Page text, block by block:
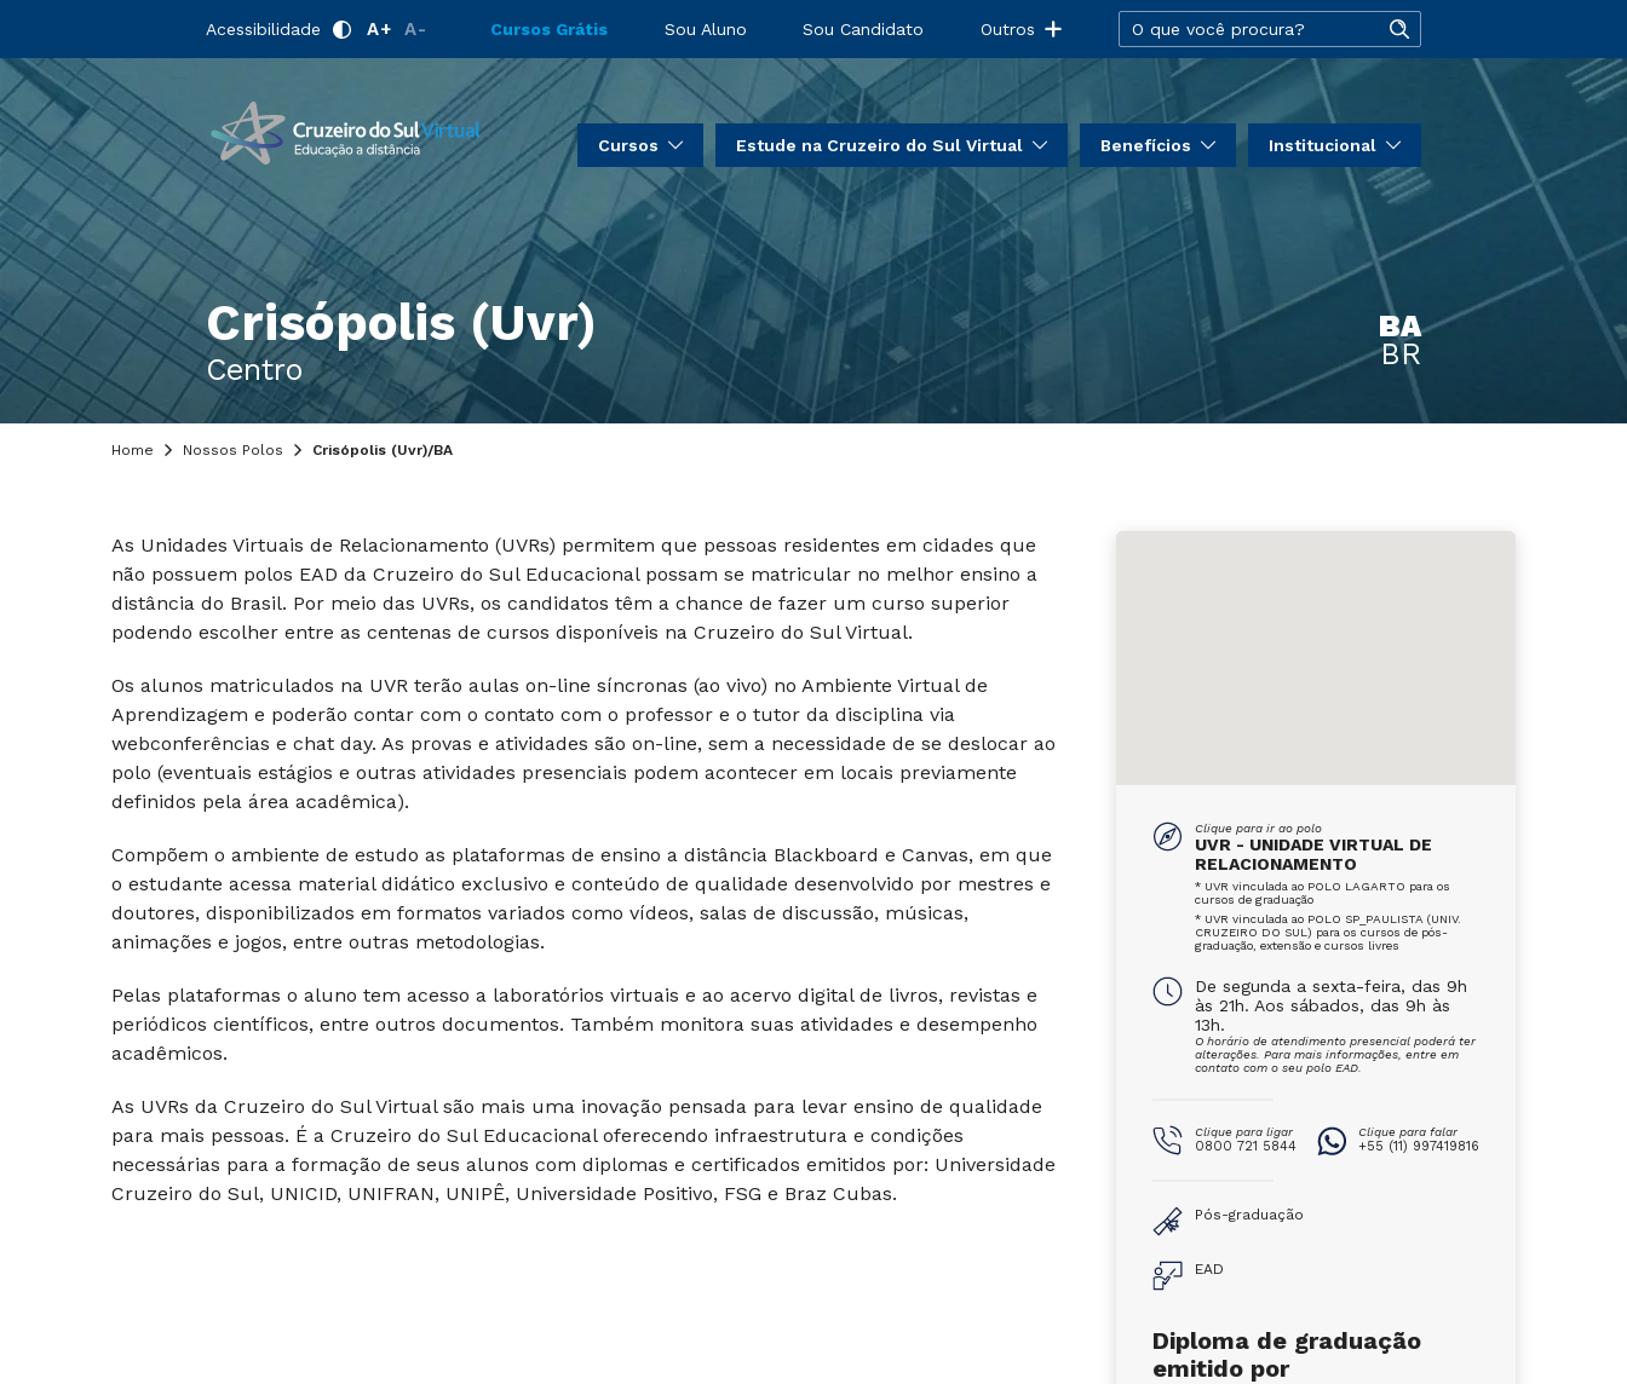
Acessibilidade A+ A- Cursos Grátis Sou Aluno Sou Candidato Outros
Cursos Estude na Cruzeiro do Sul Virtual Benefícios Institucional
Crisópolis (Uvr)
Centro
BA
BR
Home Nossos Polos Crisópolis (Uvr)/BA
As Unidades Virtuais de Relacionamento (UVRs) permitem que pessoas residentes em cidades que
não possuem polos EAD da Cruzeiro do Sul Educacional possam se matricular no melhor ensino a
distância do Brasil. Por meio das UVRs, os candidatos têm a chance de fazer um curso superior
podendo escolher entre as centenas de cursos disponíveis na Cruzeiro do Sul Virtual.
Os alunos matriculados na UVR terão aulas on-line síncronas (ao vivo) no Ambiente Virtual de
Aprendizagem e poderão contar com o contato com o professor e o tutor da disciplina via
webconferências e chat day. As provas e atividades são on-line, sem a necessidade de se deslocar ao
polo (eventuais estágios e outras atividades presenciais podem acontecer em locais previamente
definidos pela área acadêmica).
Compõem o ambiente de estudo as plataformas de ensino a distância Blackboard e Canvas, em que
o estudante acessa material didático exclusivo e conteúdo de qualidade desenvolvido por mestres e
doutores, disponibilizados em formatos variados como vídeos, salas de discussão, músicas,
animações e jogos, entre outras metodologias.
Pelas plataformas o aluno tem acesso a laboratórios virtuais e ao acervo digital de livros, revistas e
periódicos científicos, entre outros documentos. Também monitora suas atividades e desempenho
acadêmicos.
As UVRs da Cruzeiro do Sul Virtual são mais uma inovação pensada para levar ensino de qualidade
para mais pessoas. É a Cruzeiro do Sul Educacional oferecendo infraestrutura e condições
necessárias para a formação de seus alunos com diplomas e certificados emitidos por: Universidade
Cruzeiro do Sul, UNICID, UNIFRAN, UNIPÊ, Universidade Positivo, FSG e Braz Cubas.
Clique para ir ao polo
UVR - UNIDADE VIRTUAL DE
RELACIONAMENTO
* UVR vinculada ao POLO LAGARTO para os
cursos de graduação
* UVR vinculada ao POLO SP_PAULISTA (UNIV.
CRUZEIRO DO SUL) para os cursos de pós-
graduação, extensão e cursos livres
De segunda a sexta-feira, das 9h
às 21h. Aos sábados, das 9h às
13h.
O horário de atendimento presencial poderá ter
alterações. Para mais informações, entre em
contato com o seu polo EAD.
Clique para ligar
0800 721 5844
Clique para falar
+55 (11) 997419816
Pós-graduação
EAD
Diploma de graduação
emitido por